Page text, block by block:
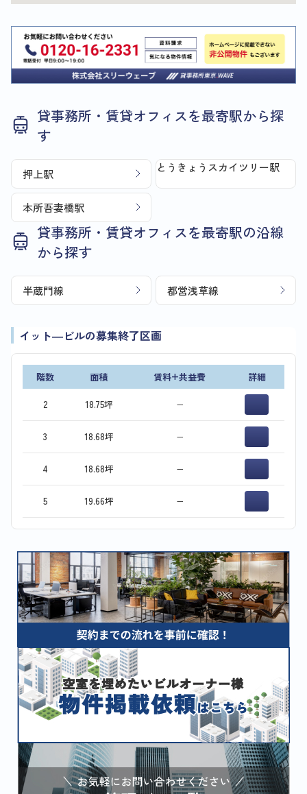
貸事務所・賃貸オフィスを最寄駅から探
す
押上駅 とうきょうスカイツリー駅
本所吾妻橋駅
貸事務所・賃貸オフィスを最寄駅の沿線
から探す
半蔵門線 都営浅草線
イット―ビルの募集終了区画
階数 面積 賃料+共益費 詳細
2 18.75坪 −
3 18.68坪 −
4 18.68坪 −
5 19.66坪 −